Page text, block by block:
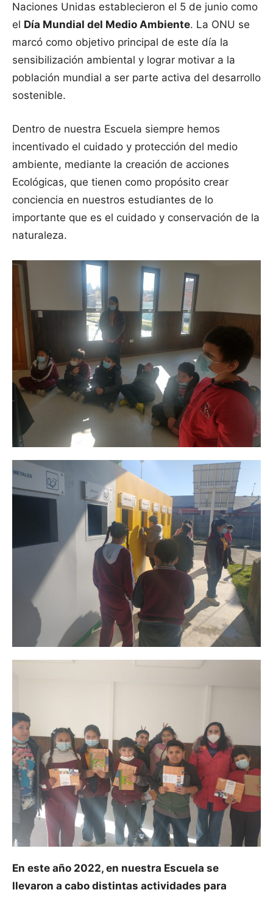
Naciones Unidas establecieron el 5 de junio como
el Día Mundial del Medio Ambiente. La ONU se
marcó como objetivo principal de este día la
sensibilización ambiental y lograr motivar a la
población mundial a ser parte activa del desarrollo
sostenible.
Dentro de nuestra Escuela siempre hemos
incentivado el cuidado y protección del medio
ambiente, mediante la creación de acciones
Ecológicas, que tienen como propósito crear
conciencia en nuestros estudiantes de lo
importante que es el cuidado y conservación de la
naturaleza.
En este año 2022, en nuestra Escuela se
llevaron a cabo distintas actividades para